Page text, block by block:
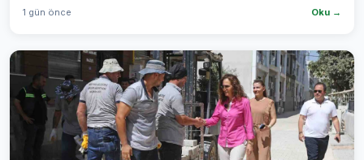
1 gün önce Oku →